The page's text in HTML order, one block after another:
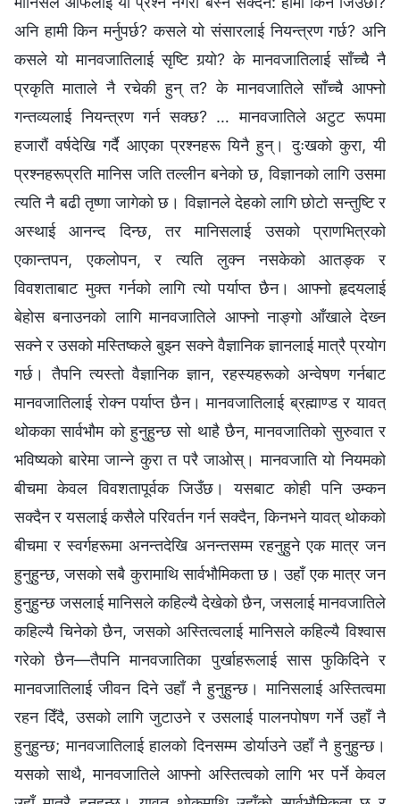
अनि हामी किन मर्नुपर्छ? कसले यो संसारलाई नियन्त्रण गर्छ? अनि
कसले यो मानवजातिलाई सृष्टि गर्‍यो? के मानवजातिलाई साँच्‍चै नै
प्रकृति माताले नै रचेकी हुन् त? के मानवजातिले साँच्‍चै आफ्‍नो
गन्तव्यलाई नियन्त्रण गर्न सक्छ? … मानवजातिले अटुट रूपमा
हजारौं वर्षदेखि गर्दै आएका प्रश्‍नहरू यिनै हुन्। दुःखको कुरा, यी
प्रश्‍नहरूप्रति मानिस जति तल्‍लीन बनेको छ, विज्ञानको लागि उसमा
त्यति नै बढी तृष्णा जागेको छ। विज्ञानले देहको लागि छोटो सन्तुष्टि र
अस्थाई आनन्द दिन्छ, तर मानिसलाई उसको प्राणभित्रको
एकान्तपन, एकलोपन, र त्यति लुक्‍न नसकेको आतङ्क र
विवशताबाट मुक्त गर्नको लागि त्यो पर्याप्त छैन। आफ्‍नो हृदयलाई
बेहोस बनाउनको लागि मानवजातिले आफ्‍नो नाङ्गो आँखाले देख्‍न
सक्‍ने र उसको मस्तिष्कले बुझ्‍न सक्‍ने वैज्ञानिक ज्ञानलाई मात्रै प्रयोग
गर्छ। तैपनि त्यस्तो वैज्ञानिक ज्ञान, रहस्यहरूको अन्वेषण गर्नबाट
मानवजातिलाई रोक्‍न पर्याप्त छैन। मानवजातिलाई ब्रह्माण्ड र यावत्
थोकका सार्वभौम को हुनुहुन्छ सो थाहै छैन, मानवजातिको सुरुवात र
भविष्यको बारेमा जान्‍ने कुरा त परै जाओस्। मानवजाति यो नियमको
बीचमा केवल विवशतापूर्वक जिउँछ। यसबाट कोही पनि उम्कन
सक्दैन र यसलाई कसैले परिवर्तन गर्न सक्‍दैन, किनभने यावत् थोकको
बीचमा र स्वर्गहरूमा अनन्‍तदेखि अनन्‍तसम्‍म रहनुहुने एक मात्र जन
हुनुहुन्छ, जसको सबै कुरामाथि सार्वभौमिकता छ। उहाँ एक मात्र जन
हुनुहुन्छ जसलाई मानिसले कहिल्यै देखेको छैन, जसलाई मानवजातिले
कहिल्यै चिनेको छैन, जसको अस्तित्वलाई मानिसले कहिल्यै विश्‍वास
गरेको छैन—तैपनि मानवजातिका पुर्खाहरूलाई सास फुकिदिने र
मानवजातिलाई जीवन दिने उहाँ नै हुनुहुन्छ। मानिसलाई अस्तित्वमा
रहन दिँदै, उसको लागि जुटाउने र उसलाई पालनपोषण गर्ने उहाँ नै
हुनुहुन्छ; मानवजातिलाई हालको दिनसम्‍म डोर्याउने उहाँ नै हुनुहुन्छ।
यसको साथै, मानवजातिले आफ्‍नो अस्तित्वको लागि भर पर्ने केवल